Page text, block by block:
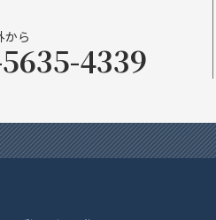
から
4339